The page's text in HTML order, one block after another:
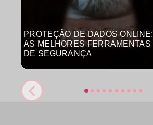
PROTEÇÃO DE DADOS ONLINE:
AS MELHORES FERRAMENTAS
DE SEGURANÇA